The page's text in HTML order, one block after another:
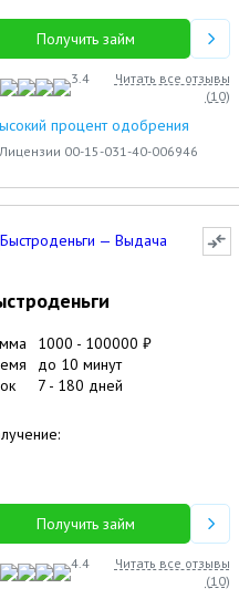
Получить займ
3.4
Читать все отзывы
(10)
процент одобрения
00-15-031-40-006946
1000 - 100000 ₽
до 10 минут
7- 180 дней
Получить займ
4.4
Читать все отзывы
(10)